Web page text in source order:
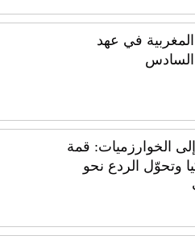
المغربية في عهد
السادس
الخوارزميات: قمة
وتحوّل الردع نحو